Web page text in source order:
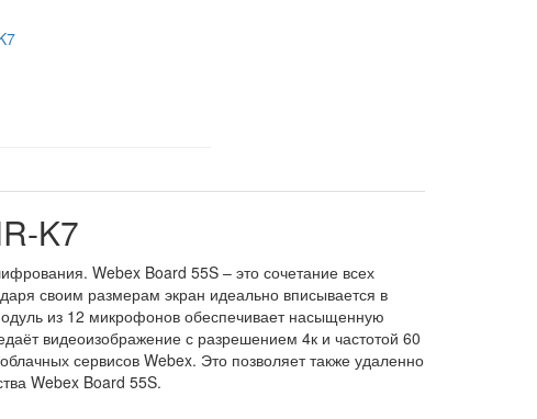
K7
Webex Board 55S – это сочетание всех
своим размерам экран идеально вписывается в
из 12 микрофонов обеспечивает насыщенную
видеоизображение с разрешением 4к и частотой 60
сервисов Webex. Это позволяет также удаленно
Webex Board 55S.